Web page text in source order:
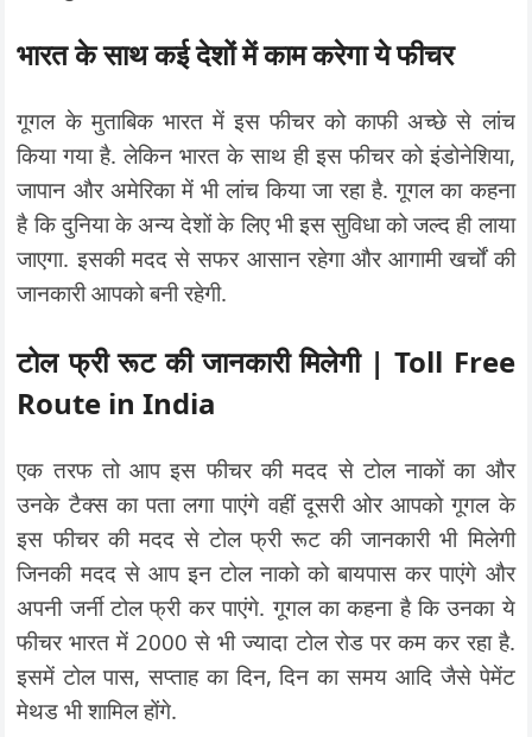
भारत के साथ कई देशों में काम करेगा ये फीचर
गूगल के मुताबिक भारत में इस फीचर को काफी अच्छे से लांच
किया गया है. लेकिन भारत के साथ ही इस फीचर को इंडोनेशिया,
जापान और अमेरिका में भी लांच किया जा रहा है. गूगल का कहना
है कि दुनिया के अन्य देशों के लिए भी इस सुविधा को जल्द ही लाया
जाएगा. इसकी मदद से सफर आसान रहेगा और आगामी खर्चों की
जानकारी आपको बनी रहेगी.
टोल फ्री रूट की जानकारी मिलेगी | Toll Free
Route in India
एक तरफ तो आप इस फीचर की मदद से टोल नाकों का और
उनके टैक्स का पता लगा पाएंगे वहीं दूसरी ओर आपको गूगल के
इस फीचर की मदद से टोल फ्री रूट की जानकारी भी मिलेगी
जिनकी मदद से आप इन टोल नाको को बायपास कर पाएंगे और
अपनी जर्नी टोल फ्री कर पाएंगे. गूगल का कहना है कि उनका ये
फीचर भारत में 2000 से भी ज्यादा टोल रोड पर कम कर रहा है.
इसमें टोल पास, सप्ताह का दिन, दिन का समय आदि जैसे पेमेंट
मेथड भी शामिल होंगे.